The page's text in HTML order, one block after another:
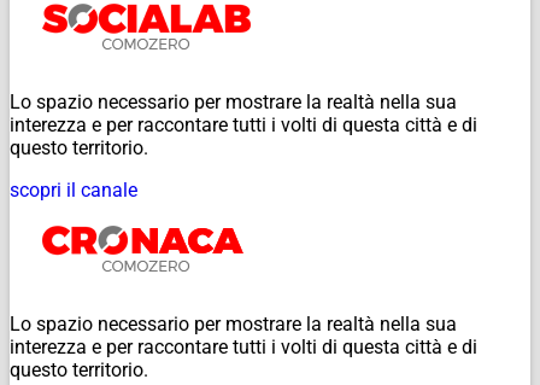
Lo spazio necessario per mostrare la realtà nella sua
interezza e per raccontare tutti i volti di questa città e di
questo territorio.
scopri il canale
Lo spazio necessario per mostrare la realtà nella sua
interezza e per raccontare tutti i volti di questa città e di
questo territorio.